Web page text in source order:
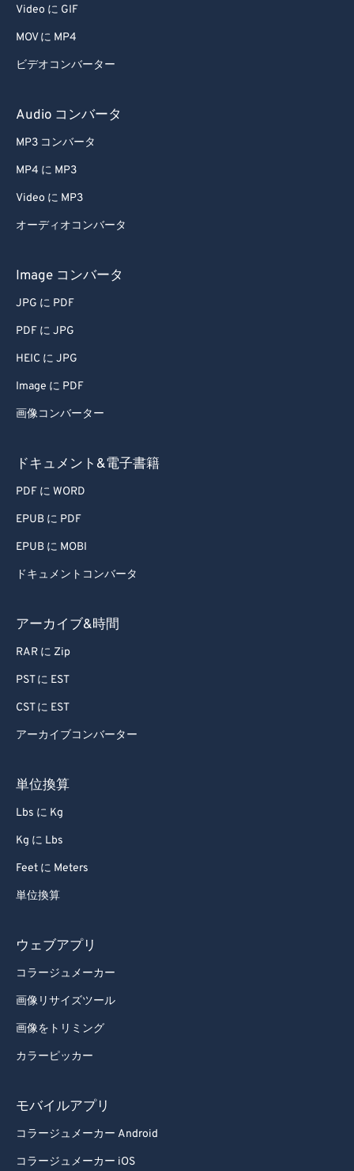
Video に GIF
MOV に MP4
ビデオコンバーター
Audio コンバータ
MP3 コンバータ
MP4 に MP3
Video に MP3
オーディオコンバータ
Image コンバータ
JPG に PDF
PDF に JPG
HEIC に JPG
Image に PDF
画像コンバーター
ドキュメント&電子書籍
PDF に WORD
EPUB に PDF
EPUB に MOBI
ドキュメントコンバータ
アーカイブ&時間
RAR に Zip
PST に EST
CST に EST
アーカイブコンバーター
単位換算
Lbs に Kg
Kg に Lbs
Feet に Meters
単位換算
ウェブアプリ
コラージュメーカー
画像リサイズツール
画像をトリミング
カラーピッカー
モバイルアプリ
コラージュメーカー Android
コラージュメーカー iOS